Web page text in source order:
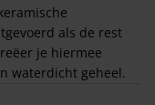
als de rest
je hiermee
waterdicht geheel.